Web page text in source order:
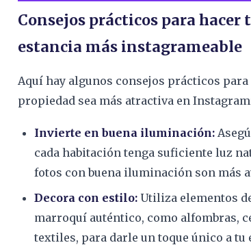
Consejos prácticos para hacer
estancia más instagrameable
Aquí hay algunos consejos prácticos para
propiedad sea más atractiva en
Invierte en buena iluminación:
cada habitación tenga suficiente luz
fotos con buena iluminación son más
Decora con estilo: Utiliza elementos
marroquí auténtico, como alfombras,
textiles, para darle un toque único a tu